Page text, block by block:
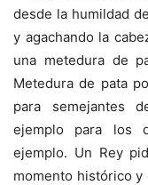
desde la humildad
y agachando la
una metedura de
Metedura de pata
para semejantes
ejemplo para los
ejemplo. Un Rey
momento histórico y